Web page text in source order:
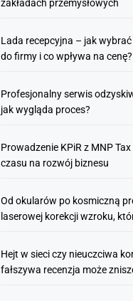
zakładach przemysłowych
Lada recepcyjna – jak
do firmy i co wpływa na cenę?
Profesjonalny serwis
jak wygląda proces?
Prowadzenie KPiR z MNP
czasu na rozwój biznesu
Od okularów po kosmiczną
laserowej korekcji wzroku,
Hejt w sieci czy nieuczciwa
fałszywa recenzja może